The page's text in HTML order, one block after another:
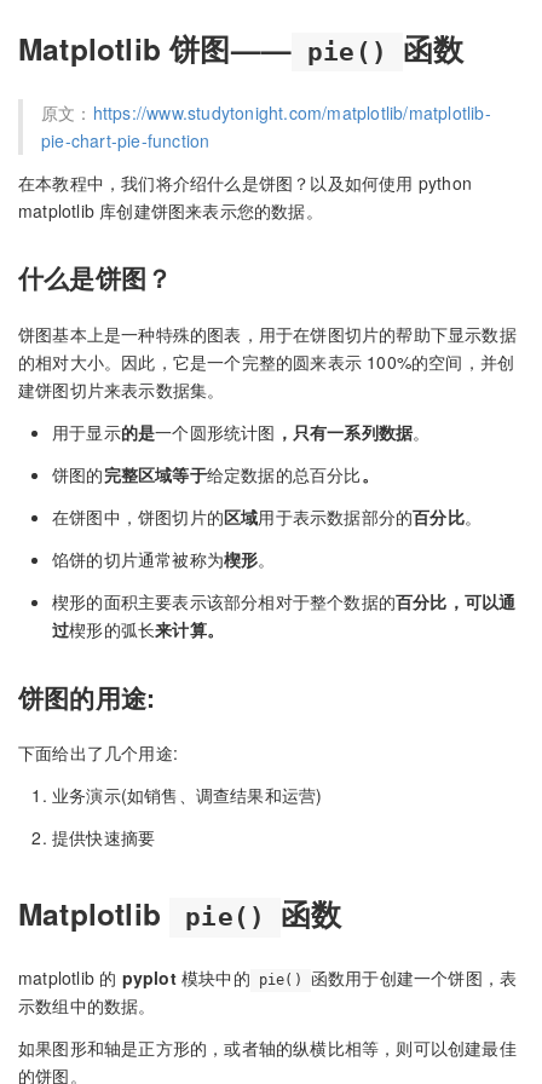
Matplotlib 饼图—— pie() 函数
原文： https://www.studytonight.com/matplotlib/matplotlib-
pie-chart-pie-function
在本教程中，我们将介绍什么是饼图？以及如何使用 python
matplotlib 库创建饼图来表示您的数据。
什么是饼图？
饼图基本上是一种特殊的图表，用于在饼图切片的帮助下显示数据
的相对大小。因此，它是一个完整的圆来表示 100%的空间，并创
建饼图切片来表示数据集。
用于显示的是一个圆形统计图 ，只有一系列数据。
饼图的完整区域等于给定数据的总百分比。
在饼图中，饼图切片的区域用于表示数据部分的百分比。
馅饼的切片通常被称为楔形。
楔形的面积主要表示该部分相对于整个数据的百分比，可以通
过楔形的弧长来计算。
饼图的用途:
下面给出了几个用途:
业务演示(如销售、调查结果和运营)
提供快速摘要
Matplotlib pie() 函数
matplotlib 的 pyplot模块中的 pie()
函数用于创建一个饼图，表
示数组中的数据。
如果图形和轴是正方形的，或者轴的纵横比相等，则可以创建最佳
的饼图。